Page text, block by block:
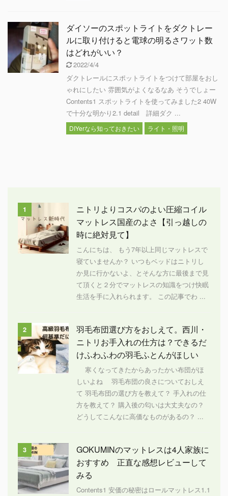
ダイソーのスポットライトをダクトレー
ルに取り付けると電球の明るさワット数
はどれがいい？
2022/4/4
ダクトレールにスポットライトをつけて部屋をおし
ゃれにしたい 雰囲気がよくなるなあ そうでしょー
Contents1 スポットライトを使ってみました2 40W
で十分な明かり2.1 detail 詳細ダク ...
DIYerなら知っておきたい ライト・照明
1
ニトリよりコスパのよい圧縮コイル
マットレス国産のよさ【引っ越しの
時に絶対見て】
こんにちは、 もう7年以上同じマットレスで
寝ていませんか？ いつもベッドはニトリし
か見に行かないよ、とそんな方に最後まで見
て頂くと２分でマットレスの知識をつけ快眠
生活を手に入れられます。 この記事でわ ...
2
羽毛布団選び方をおしえて。西川・
ニトリお手入れの仕方は？できるだ
けふわふわの羽毛ふとんがほしい
寒くなってきたからあったかい布団がほ
しいよね 羽毛布団の良さについておしえ
て 羽毛布団の選び方を教えて？ 手入れの仕
方を教えて？ 購入後の匂いは大丈夫なの？
どうしてこんなに高価なものがあるの？ ...
3
GOKUMINのマットレスは4人家族に
おすすめ 正直な感想レビューして
みる
Contents1 安価の秘密はロールマットレス1.1